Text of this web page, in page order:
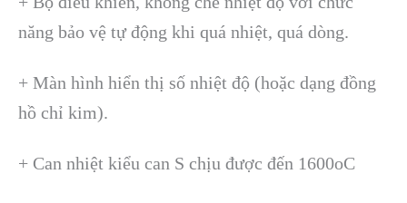
năng bảo vệ tự động khi quá nhiệt, quá dòng.
+ Màn hình hiển thị số nhiệt độ (hoặc dạng đồng
hồ chỉ kim).
+ Can nhiệt kiểu can S chịu được đến 1600oC